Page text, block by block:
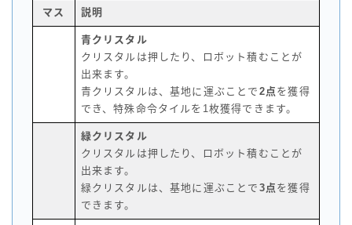
マス 説明
青クリスタル
クリスタルは押したり、ロボット積むことが
出来ます。
青クリスタルは、基地に運ぶことで 2点 を獲得
でき、特殊命令タイルを1枚獲得できます。
緑クリスタル
クリスタルは押したり、ロボット積むことが
出来ます。
緑クリスタルは、基地に運ぶことで 3点 を獲得
できます。